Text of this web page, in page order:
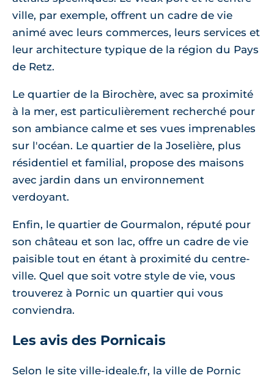
ville, par exemple, offrent un cadre de vie
animé avec leurs commerces, leurs services et
leur architecture typique de la région du Pays
de Retz.
Le quartier de la Birochère, avec sa proximité
à la mer, est particulièrement recherché pour
son ambiance calme et ses vues imprenables
sur l'océan. Le quartier de la Joselière, plus
résidentiel et familial, propose des maisons
avec jardin dans un environnement
verdoyant.
Enfin, le quartier de Gourmalon, réputé pour
son château et son lac, offre un cadre de vie
paisible tout en étant à proximité du centre-
ville. Quel que soit votre style de vie, vous
trouverez à Pornic un quartier qui vous
conviendra.
Les avis des Pornicais
Selon le site ville-ideale.fr, la ville de Pornic